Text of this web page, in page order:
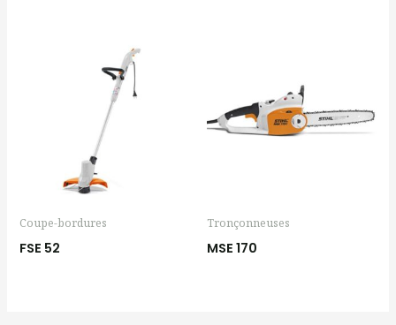
Coupe-bordures
FSE 52
Tronçonneuses
MSE 170